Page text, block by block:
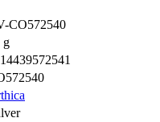
CO572540
g